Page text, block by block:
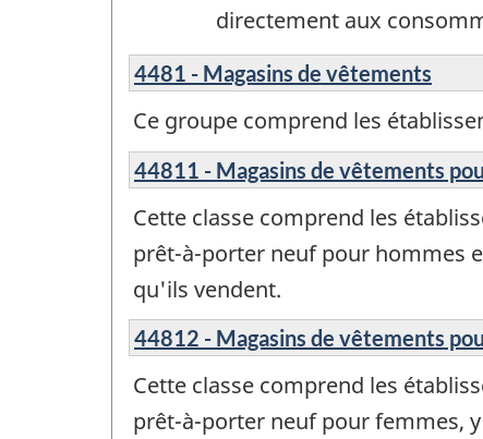
directement aux
4481 - Magasins de vêtements
Ce groupe comprend les
44811 - Magasins de vêtements
Cette classe comprend les
prêt-à-porter neuf pour hommes
qu'ils vendent.
44812 - Magasins de vêtements
Cette classe comprend les
prêt-à-porter neuf pour femmes,